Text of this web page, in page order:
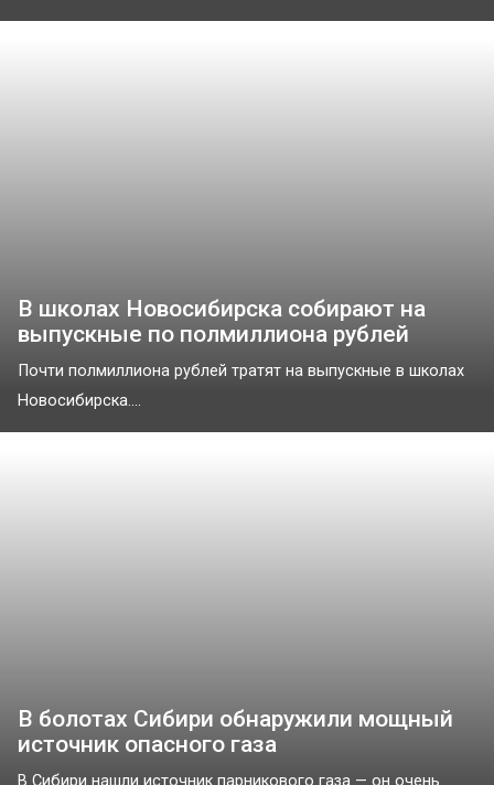
В школах Новосибирска собирают на
выпускные по полмиллиона рублей
Почти полмиллиона рублей тратят на выпускные в школах
Новосибирска....
В болотах Сибири обнаружили мощный
источник опасного газа